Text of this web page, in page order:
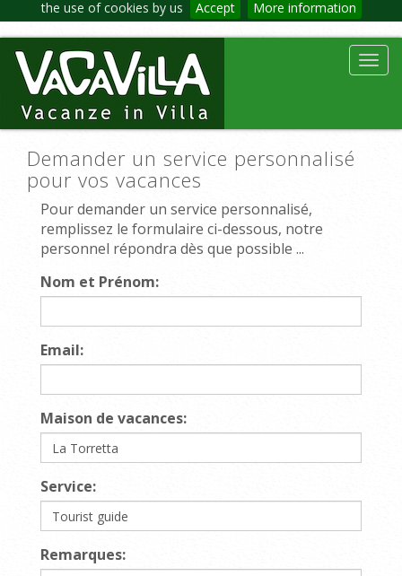
the use of cookies by us Accept More information
Demander un service personnalisé
pour vos vacances
Pour demander un service personnalisé,
remplissez le formulaire ci-dessous, notre
personnel répondra dès que possible ...
Nom et Prénom:
Email:
Maison de vacances:
Service:
Remarques: